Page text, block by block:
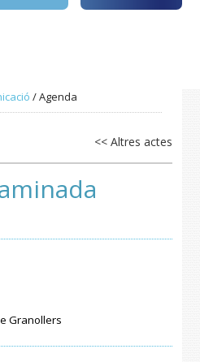
/Agenda
<< Altres actes
Granollers